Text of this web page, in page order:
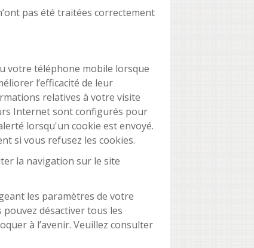
pas été traitées correctement
votre téléphone mobile lorsque
l’efficacité de leur
relatives à votre visite
Internet sont configurés pour
lorsqu'un cookie est envoyé.
si vous refusez les cookies.
la navigation sur le site
les paramètres de votre
désactiver tous les
à l’avenir. Veuillez consulter